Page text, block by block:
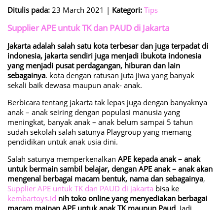
Ditulis pada: 23 March 2021 | Kategori: Tips
Supplier APE untuk TK dan PAUD di Jakarta
Jakarta adalah salah satu kota terbesar dan juga terpadat di
indonesia, jakarta sendiri juga menjadi ibukota indonesia
yang menjadi pusat perdagangan, hiburan dan lain
sebagainya. kota dengan ratusan juta jiwa yang banyak
sekali baik dewasa maupun anak- anak.
Berbicara tentang jakarta tak lepas juga dengan banyaknya
anak – anak seiring dengan populasi manusia yang
meningkat, banyak anak – anak belum sampai 5 tahun
sudah sekolah salah satunya Playgroup yang memang
pendidikan untuk anak usia dini.
Salah satunya memperkenalkan APE kepada anak – anak
untuk bermain sambil belajar, dengan APE anak – anak akan
mengenal berbagai macam bentuk, nama dan sebagainya,
Supplier APE untuk TK dan PAUD di jakarta bisa ke
kembartoys.id nih toko online yang menyediakan berbagai
macam mainan APE untuk anak TK maupun Paud. Jadi